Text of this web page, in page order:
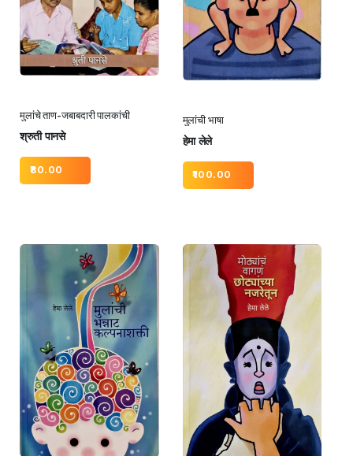
मुलांचे ताण-जबाबदारी पालकांची
श्रुती पानसे
80.00
मुलांची भाषा
हेमा लेले
100.00